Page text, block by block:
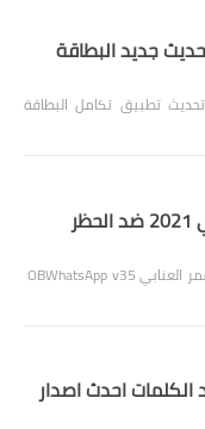
جديد البطاقة
تطبيق تكامل البطاقة
تحميل واتساب عمر العنابي 2021 ضد الحظر
OBWhatsApp v35 تحميل وتنزيل وتحديث واتس اب عمر العنابي OBWhatsApp v35
الكلمات احدث اصدار